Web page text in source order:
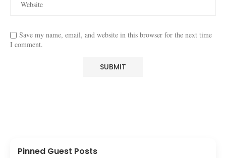
Save my name, email, and website in this browser for the next time
I comment.
Pinned Guest Posts